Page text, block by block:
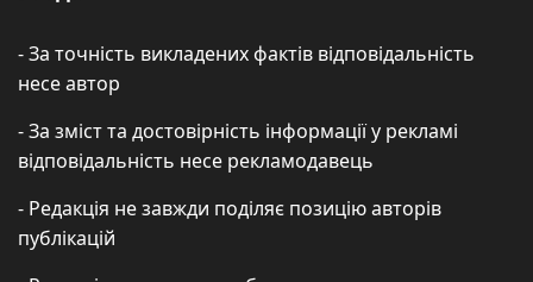
- За точність викладених фактів відповідальність
несе автор
- За зміст та достовірність інформації у рекламі
відповідальність несе рекламодавець
- Редакція не завжди поділяє позицію авторів
публікацій